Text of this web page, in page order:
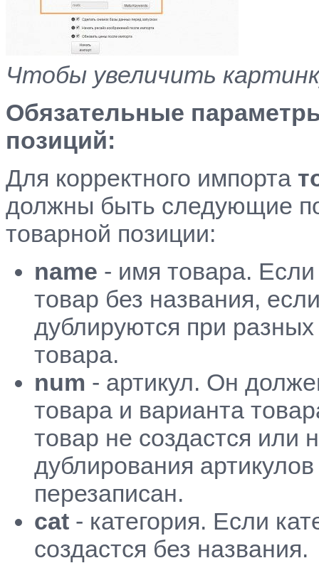
Чтобы увеличить
Обязательные
позиций:
Для корректного импорта
должны быть следующие
товарной позиции:
name - имя товара. Если
товар без названия,
дублируются при разных
товара.
num - артикул. Он
товара и варианта
товар не создастся или
дублирования
перезаписан.
cat - категория. Если
создастся без названия.